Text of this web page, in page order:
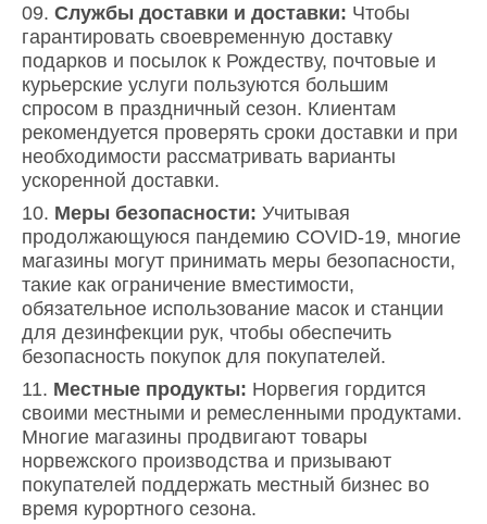
Службы доставки и доставки: Чтобы
гарантировать своевременную доставку
подарков и посылок к Рождеству, почтовые и
курьерские услуги пользуются большим
спросом в праздничный сезон. Клиентам
рекомендуется проверять сроки доставки и при
необходимости рассматривать варианты
ускоренной доставки.
Меры безопасности: Учитывая
продолжающуюся пандемию COVID-19, многие
магазины могут принимать меры безопасности,
такие как ограничение вместимости,
обязательное использование масок и станции
для дезинфекции рук, чтобы обеспечить
безопасность покупок для покупателей.
Местные продукты: Норвегия гордится
своими местными и ремесленными продуктами.
Многие магазины продвигают товары
норвежского производства и призывают
покупателей поддержать местный бизнес во
время курортного сезона.